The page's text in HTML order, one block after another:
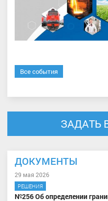
Все события
ЗАДАТЬ
ДОКУМЕНТЫ
29 мая 2026
РЕШЕНИЯ
№256 Об определении